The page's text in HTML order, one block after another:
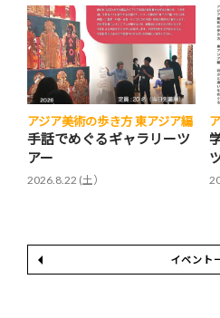
アジア美術の歩き方 東アジア編
手話でめぐるギャラリーツ
アー
2026.8.22 (土）
イベント